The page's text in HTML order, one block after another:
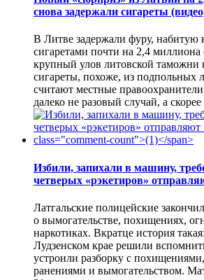
снова задержали сигареты
В Литве задержали фуру, набитую
сигаретами почти на 2,4
крупный улов литовской таможни
сигареты, похоже, из подпольных
считают местные
далеко не разовый случай, а
Избили, запихали в машину,
четверых «рэкетиров»
Латгальские полицейские
о вымогательстве, похищениях,
наркотиках. Вкратце история
Лудзенском крае решили
устроили разборку с
ранениями и вымогательством.